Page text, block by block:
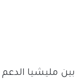
مليشيا الدعم